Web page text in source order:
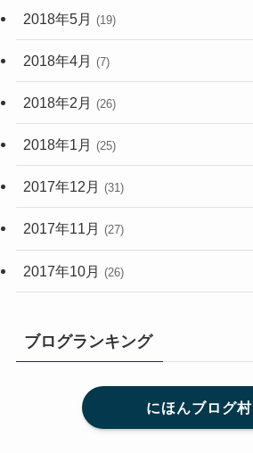
2018年5月 (19)
2018年4月 (7)
2018年2月 (26)
2018年1月 (25)
2017年12月 (31)
2017年11月 (27)
2017年10月 (26)
ブログランキング
にほんブログ村